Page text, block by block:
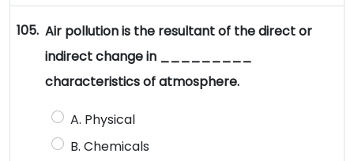
105. Air pollution is the resultant of the direct or
indirect change in _________
characteristics of atmosphere.
A. Physical
B. Chemicals